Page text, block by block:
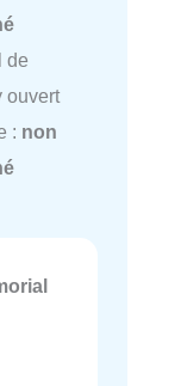
de
ouvert
: non